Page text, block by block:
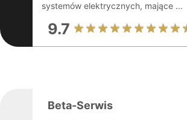
systemów elektrycznych, mające ...
9.7
Beta-Serwis